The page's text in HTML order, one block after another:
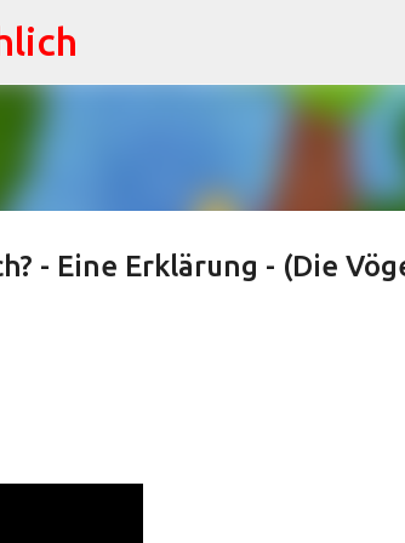
Direkt zum Hauptbereich
- Eine Erklärung - (Die